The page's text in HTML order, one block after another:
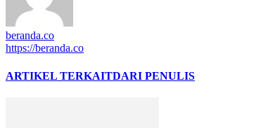
beranda.co
https://beranda.co
ARTIKEL TERKAITDARI PENULIS